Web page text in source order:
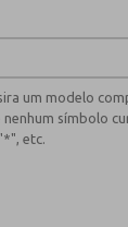
um modelo
símbolo
etc.